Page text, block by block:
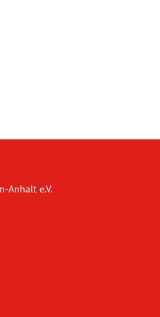
Anhalt e.V.